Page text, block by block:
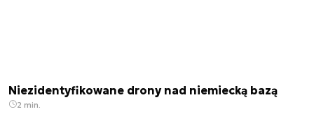
Niezidentyfikowane drony nad niemiecką bazą
2 min.